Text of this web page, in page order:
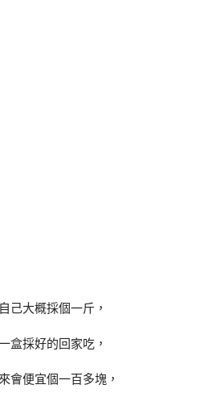
己大概採個一斤，
盒採好的回家吃，
會便宜個一百多塊，